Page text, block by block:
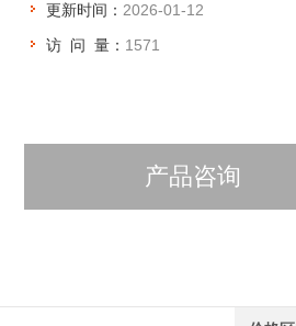
更新时间： 2026-01-12
访 问 量： 1571
产品咨询